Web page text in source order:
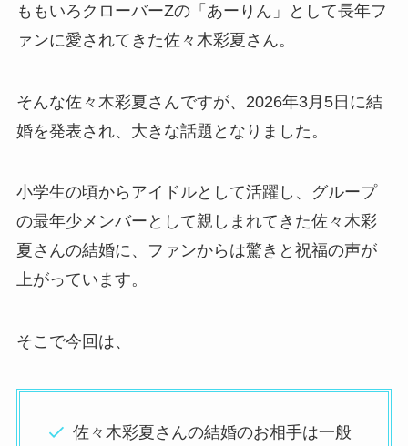
ももいろクローバーZの「あーりん」として長年フ
ァンに愛されてきた佐々木彩夏さん。
そんな佐々木彩夏さんですが、2026年3月5日に結
婚を発表され、大きな話題となりました。
小学生の頃からアイドルとして活躍し、グループ
の最年少メンバーとして親しまれてきた佐々木彩
夏さんの結婚に、ファンからは驚きと祝福の声が
上がっています。
そこで今回は、
佐々木彩夏さんの結婚のお相手は一般